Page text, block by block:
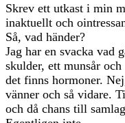
Skrev ett utkast i min
inaktuellt och
Så, vad händer?
Jag har en svacka vad
skulder, ett munsår
det finns hormoner.
vänner och så vidare.
och då chans till